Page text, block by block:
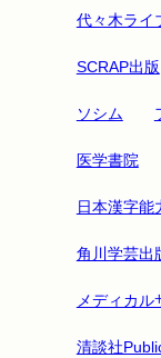
代々木ライ
SCRAP出版
ソシム
医学書院
日本漢字能
角川学芸出
メディカル
清談社